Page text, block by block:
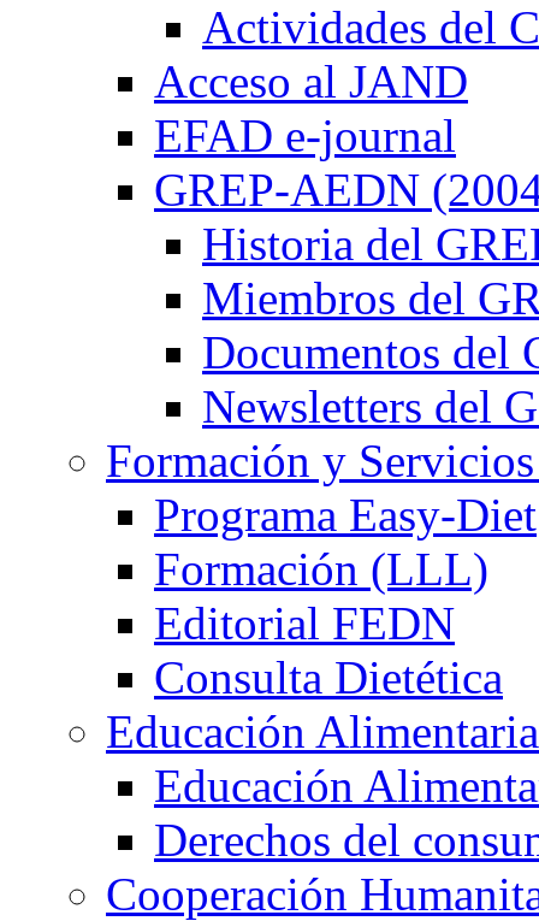
Actividades del
Acceso al JAND
EFAD e-journal
GREP-AEDN
Historia del
Miembros del
Documentos del
Newsletters del
Formación y
Programa Easy-Diet
Formación (LLL)
Editorial FEDN
Consulta Dietética
Educación Alimentaria
Educación
Derechos del
Cooperación